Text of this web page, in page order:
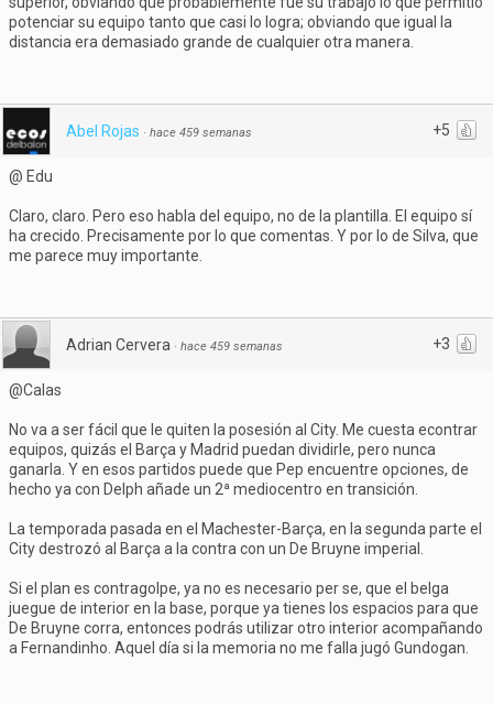
potenciar su equipo tanto que casi lo logra; obviando que igual la
distancia era demasiado grande de cualquier otra manera.
+5
Abel Rojas · hace 459 semanas
@ Edu
Claro, claro. Pero eso habla del equipo, no de la plantilla. El equipo sí
ha crecido. Precisamente por lo que comentas. Y por lo de Silva, que
me parece muy importante.
+3
Adrian Cervera · hace 459 semanas
@Calas
No va a ser fácil que le quiten la posesión al City. Me cuesta econtrar
equipos, quizás el Barça y Madrid puedan dividirle, pero nunca
ganarla. Y en esos partidos puede que Pep encuentre opciones, de
hecho ya con Delph añade un 2ª mediocentro en transición.
La temporada pasada en el Machester-Barça, en la segunda parte el
City destrozó al Barça a la contra con un De Bruyne imperial.
Si el plan es contragolpe, ya no es necesario per se, que el belga
juegue de interior en la base, porque ya tienes los espacios para que
De Bruyne corra, entonces podrás utilizar otro interior acompañando
a Fernandinho. Aquel día si la memoria no me falla jugó Gundogan.